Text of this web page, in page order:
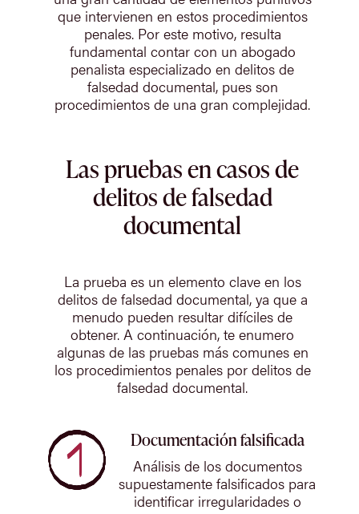
que intervienen en estos procedimientos
penales. Por este motivo, resulta
fundamental contar con un abogado
penalista especializado en delitos de
falsedad documental, pues son
procedimientos de una gran complejidad.
Las pruebas en casos de
delitos de falsedad
documental
La prueba es un elemento clave en los
delitos de falsedad documental, ya que a
menudo pueden resultar difíciles de
obtener. A continuación, te enumero
algunas de las pruebas más comunes en
los procedimientos penales por delitos de
falsedad documental.
Documentación falsificada
Análisis de los documentos
supuestamente falsificados para
identificar irregularidades o